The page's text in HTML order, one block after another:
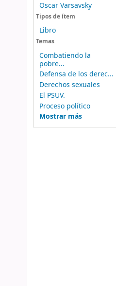
Oscar Varsavsky
Tipos de ítem
Libro
Temas
Combatiendo la
pobre...
Defensa de los derec...
Derechos sexuales
El PSUV.
Proceso político
Mostrar más